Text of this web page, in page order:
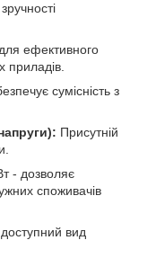
ефективного
приладів.
сумісність з
Присутній
- дозволяє
споживачів
вид